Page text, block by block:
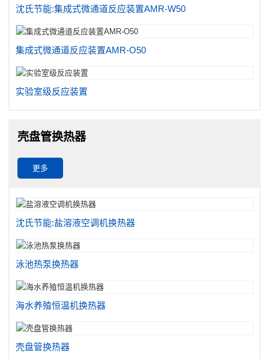
沈氏节能:集成式微通道反应装置AMR-W50
集成式微通道反应装置AMR-O50
实验室级反应装置
壳盘管换热器
更多
沈氏节能:盐溶液空调机换热器
泳池热泵换热器
海水养殖恒温机换热器
壳盘管换热器